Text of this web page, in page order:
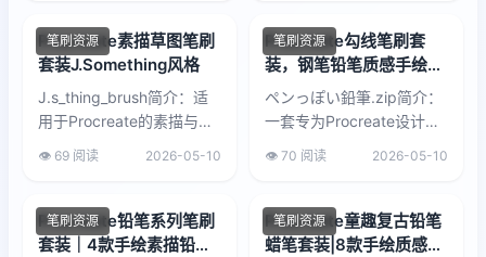
笔刷资源
Procreate素描草图笔刷
套装J.Something风格
J.s_thing_brush简介：适
用于Procreate的素描与草
图笔刷，模拟自然手绘质
👁️ 69 阅读 2026-05-10
笔刷资源
Procreate勾线笔刷套
装，钢笔铅笔质感手绘描
边
ペンっぽい鉛筆.zip简介：
一套专为Procreate设计的
勾线笔刷，模拟钢笔与铅笔
经...
👁️ 70 阅读 2026-05-10
笔刷资源
Procreate铅笔系列笔刷
套装｜4款手绘素描铅笔
笔刷资源
Procreate童趣复古铅笔
蜡笔套装|8款手绘质感笔